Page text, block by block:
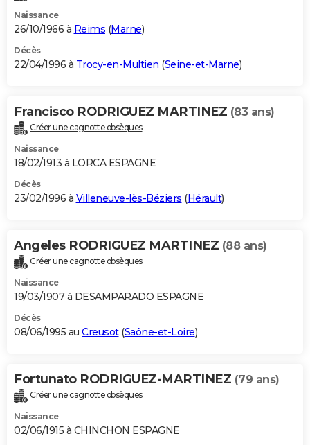
Naissance
26/10/1966 à Reims (Marne)
Décès
22/04/1996 à Trocy-en-Multien (Seine-et-Marne)
Francisco RODRIGUEZ MARTINEZ (83 ans)
Créer une cagnotte obsèques
Naissance
18/02/1913 à LORCA ESPAGNE
Décès
23/02/1996 à Villeneuve-lès-Béziers (Hérault)
Angeles RODRIGUEZ MARTINEZ (88 ans)
Créer une cagnotte obsèques
Naissance
19/03/1907 à DESAMPARADO ESPAGNE
Décès
08/06/1995 au Creusot(Saône-et-Loire)
Fortunato RODRIGUEZ-MARTINEZ (79 ans)
Créer une cagnotte obsèques
Naissance
02/06/1915 à CHINCHON ESPAGNE